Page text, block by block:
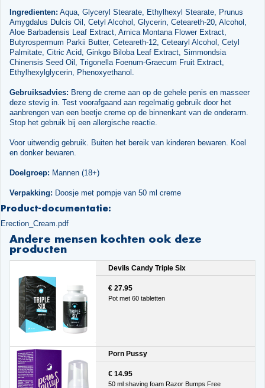
Ingredienten: Aqua, Glyceryl Stearate, Ethylhexyl Stearate, Prunus
Amygdalus Dulcis Oil, Cetyl Alcohol, Glycerin, Ceteareth-20, Alcohol,
Aloe Barbadensis Leaf Extract, Arnica Montana Flower Extract,
Butyrospermum Parkii Butter, Ceteareth-12, Cetearyl Alcohol, Cetyl
Palmitate, Citric Acid, Ginkgo Biloba Leaf Extract, Simmondsia
Chinensis Seed Oil, Trigonella Foenum-Graecum Fruit Extract,
Ethylhexylglycerin, Phenoxyethanol.
Gebruiksadvies: Breng de creme aan op de gehele penis en masseer
deze stevig in. Test voorafgaand aan regelmatig gebruik door het
aanbrengen van een beetje creme op de binnenkant van de onderarm.
Stop het gebruik bij een allergische reactie.
Voor uitwendig gebruik. Buiten het bereik van kinderen bewaren. Koel
en donker bewaren.
Doelgroep: Mannen (18+)
Verpakking: Doosje met pompje van 50 ml creme
Product-documentatie:
Erection_Cream.pdf
Andere mensen kochten ook deze
producten
Devils Candy Triple Six
€ 27.95
Pot met 60 tabletten
Porn Pussy
€ 14.95
50 ml shaving foam Razor Bumps Free